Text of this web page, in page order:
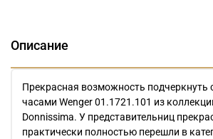
Описание
Прекрасная возможность подчеркнуть
часами Wenger 01.1721.101 из
Donnissima. У представительниц
практически полностью перешли в